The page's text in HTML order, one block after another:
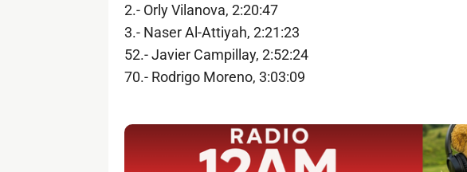
2.- Orly Vilanova, 2:20:47
3.- Naser Al-Attiyah, 2:21:23
52.- Javier Campillay, 2:52:24
70.- Rodrigo Moreno, 3:03:09